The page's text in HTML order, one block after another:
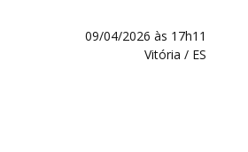
09/04/2026 às 17h11
Vitória / ES